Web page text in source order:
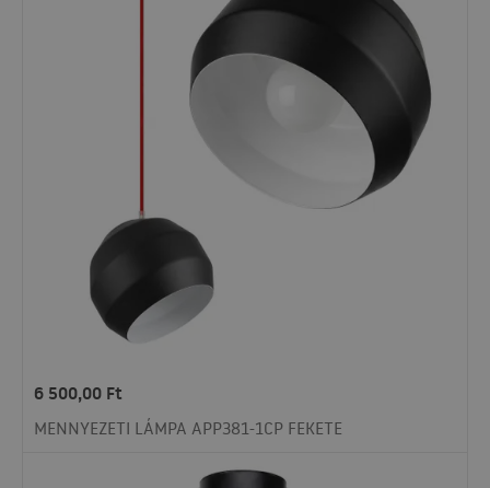
6 500,00 Ft
MENNYEZETI LÁMPA APP381-1CP FEKETE